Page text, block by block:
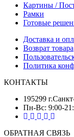
Картины /
Рамки
Готовые
Доставка и
Возврат товара
Политика
КОНТАКТЫ
Пн-Вс: 9:00-
ОБРАТНАЯ СВЯЗЬ